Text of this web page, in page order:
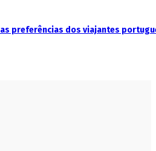
preferências dos viajantes